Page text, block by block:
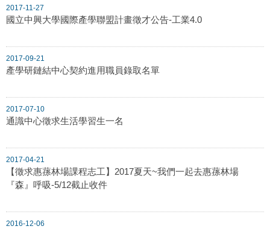
2017-11-27
國立中興大學國際產學聯盟計畫徵才公告-工業4.0
2017-09-21
產學研鏈結中心契約進用職員錄取名單
2017-07-10
通識中心徵求生活學習生一名
2017-04-21
【徵求惠蓀林場課程志工】2017夏天~我們一起去惠蓀林場
『森』呼吸-5/12截止收件
2016-12-06